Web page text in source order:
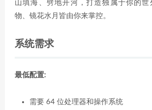
山填海、劈地开河，打造独属于你的世
物、镜花水月皆由你来掌控。
系统需求
最低配置:
需要 64 位处理器和操作系统